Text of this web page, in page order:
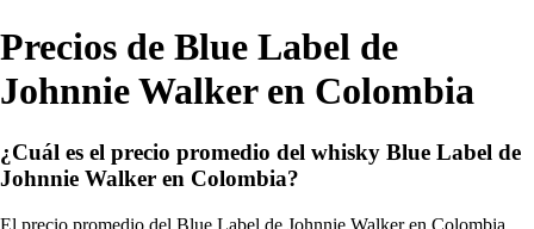
Precios de Blue Label de
Johnnie Walker en Colombia
¿Cuál es el precio promedio del whisky Blue Label de
Johnnie Walker en Colombia?
El precio promedio del Blue Label de Johnnie Walker en Colombia